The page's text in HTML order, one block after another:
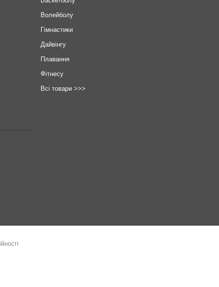
Волейболу
Гімнастики
Дайвінгу
Плавання
Фітнесу
Всі товари >>>